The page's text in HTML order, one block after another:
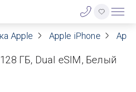
Apple Apple iPhone
ГБ, Dual eSIM, Белый